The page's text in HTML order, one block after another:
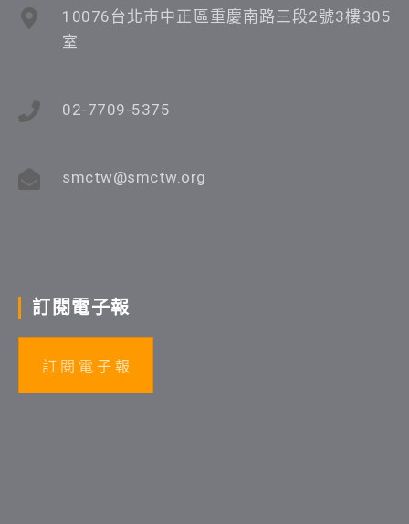
10076台北市中正區重慶南路三段2號3樓305
室
02-7709-5375
smctw@smctw.org
訂閱電子報
訂 閱 電 子 報